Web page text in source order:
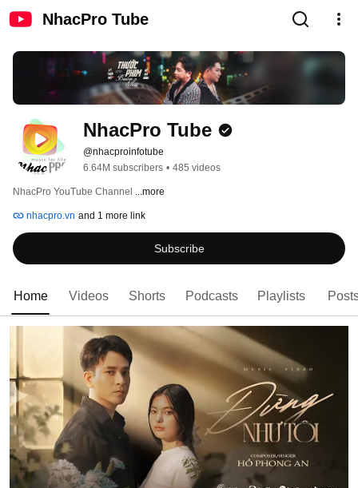
NhacPro Tube
NhacPro Tube
@nhacproinfotube
6.64M subscribers • 485 videos
NhacPro YouTube Channel ...more
nhacpro.vn and 1 more link
Subscribe
Home Videos Shorts Podcasts Playlists